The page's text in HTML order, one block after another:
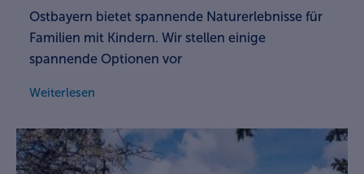
Ostbayern bietet spannende Naturerlebnisse für
Familien mit Kindern. Wir stellen einige
spannende Optionen vor
Weiterlesen